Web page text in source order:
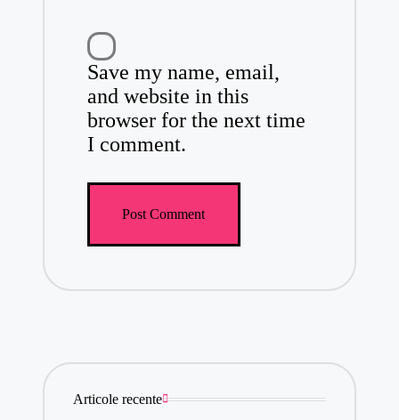
Save my name, email,
and website in this
browser for the next time
I comment.
Articole recente